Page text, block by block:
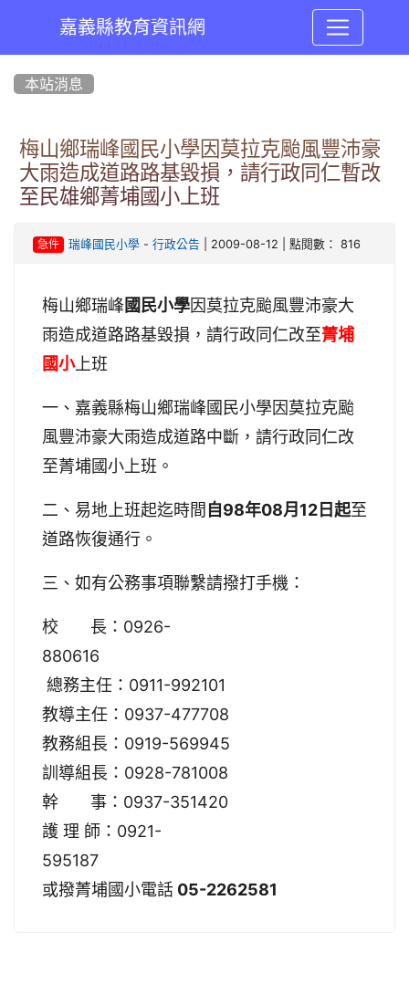
嘉義縣教育資訊網
本站消息
梅山鄉瑞峰國民小學因莫拉克颱風豐沛豪
大雨造成道路路基毀損，請行政同仁暫改
至民雄鄉菁埔國小上班
急件 瑞峰國民小學- 行政公告 | 2009-08-12 | 點閱數： 816
梅山鄉瑞峰國民小學因莫拉克颱風豐沛豪大
雨造成道路路基毀損，請行政同仁改至菁埔
國小上班
一、嘉義縣梅山鄉瑞峰國民小學因莫拉克颱
風豐沛豪大雨造成道路中斷，請行政同仁改
至菁埔國小上班。
二、易地上班起迄時間 自98年08月12日起至
道路恢復通行 。
三、如有公務事項聯繫請撥打手機：
校 長：0926-
880616
總務主任：0911-992101
教導主任：0937-477708
教務組長：0919-569945
訓導組長：0928-781008
幹 事：0937-351420
護 理 師：0921-
或撥菁埔國小電話 05-2262581